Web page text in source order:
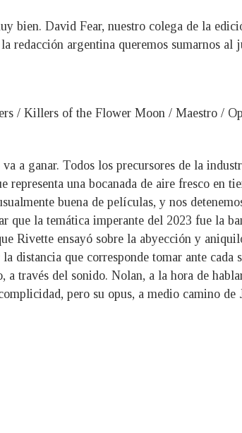
bien. David Fear, nuestro colega de la
redacción argentina queremos sumarnos
/ Killers of the Flower Moon / Maestro /
a ganar. Todos los precursores de la
una bocanada de aire fresco en
buena de películas, y nos
la temática imperante del 2023 fue la
Rivette ensayó sobre la abyección y
distancia que corresponde tomar ante
través del sonido. Nolan, a la hora de
pero su opus, a medio camino